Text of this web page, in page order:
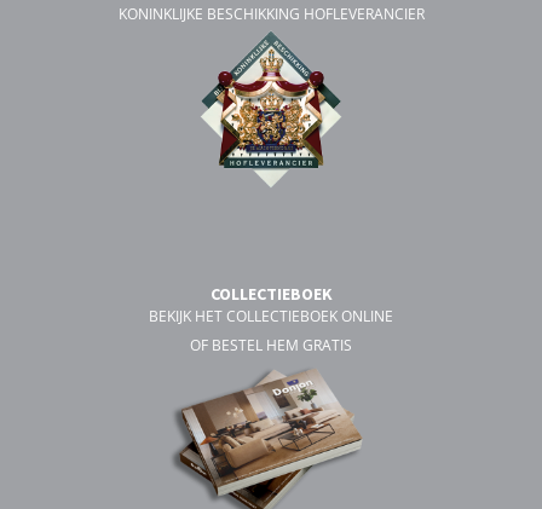
KONINKLIJKE BESCHIKKING HOFLEVERANCIER
COLLECTIEBOEK
BEKIJK HET COLLECTIEBOEK ONLINE
OF BESTEL HEM GRATIS